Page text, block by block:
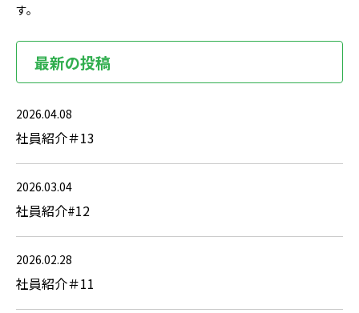
す。
最新の投稿
2026.04.08
社員紹介＃13
2026.03.04
社員紹介#12
2026.02.28
社員紹介＃11